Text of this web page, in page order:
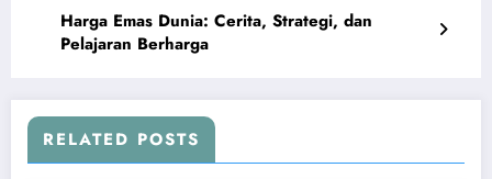
Harga Emas Dunia: Cerita, Strategi, dan
Pelajaran Berharga
RELATED POSTS